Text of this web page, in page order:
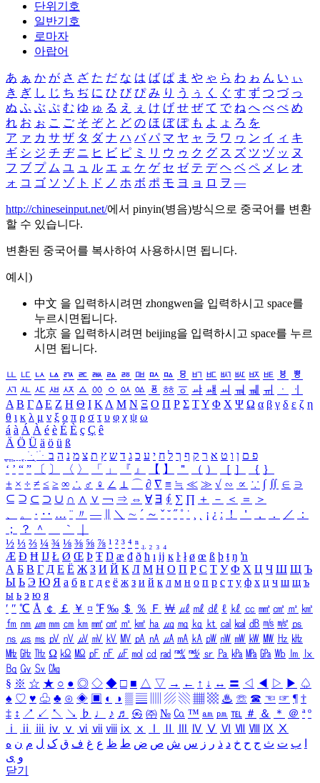
단위기호
일반기호
로마자
아랍어
あ ぁ か が さ ざ た だ な は ば ぱ ま や ゃ ら わ ゎ ん い ぃ
き ぎ し じ ち ぢ に ひ び ぴ み り う ぅ く ぐ す ず つ づ っ
ぬ ふ ぶ ぷ む ゆ ゅ る え ぇ け げ せ ぜ て で ね へ べ ぺ め
れ お ぉ こ ご そ ぞ と ど の ほ ぼ ぽ も よ ょ ろ を
ア ァ カ サ ザ タ ダ ナ ハ バ パ マ ヤ ャ ラ ワ ヮ ン イ ィ キ
ギ シ ジ チ ヂ ニ ヒ ビ ピ ミ リ ウ ゥ ク グ ス ズ ツ ヅ ッ ヌ
フ ブ プ ム ユ ュ ル エ ェ ケ ゲ セ ゼ テ デ ヘ ベ ペ メ レ オ
ォ コ ゴ ソ ゾ ト ド ノ ホ ボ ポ モ ヨ ョ ロ ヲ ―
http://chineseinput.net/에서 pinyin(병음)방식으로 중국어를 변환
할 수 있습니다.
변환된 중국어를 복사하여 사용하시면 됩니다.
예시)
中文 을 입력하시려면 zhongwen을 입력하시고 space를
누르시면됩니다.
北京 을 입력하시려면 beijing을 입력하시고 space를 누르
시면 됩니다.
ㅥ ㅦ ㅧ ㅨ ㅩ ㅪ ㅫ ㅬ ㅭ ㅮ ㅯ ㅰ ㅱ ㅲ ㅳ ㅴ ㅵ ㅶ ㅷ ㅸ
ㅹ
ㅺ ㅻ ㅼ ㅽ ㅾ ㅿ ㆀ ㆁ ㆂ ㆃ ㆄ ㆅ ㆆ ㆇ ㆈ ㆉ ㆊ ㆋ ㆌ ㆍ
ㆎ
Α Β ΓΔ Ε Ζ Η Θ Ι ΚΛ Μ Ν Ξ Ο Π Ρ Σ ΤΥ Φ Χ Ψ Ω α β γ δ ε ζ η
θ ι κ λ μ ν ξ ο π ρ σ τ υ φ χ ψ ω
á à Á À é è É È ç Ç ê
Ä Ö Ü ä ö ü ß
ִֶֹ ֻּ ׁׂ פ ם ן ו ט א ר ק ף ך ל ח י ע כ ג ד ש ץ ת צ מ נ ה ב
‘ ’ “ ” 〔 〕 〈 〉 「 」 『 』 【 】 ＂ （ ） ［ ］ ｛ ｝
± × ÷ ≠ ≤ ≥ ∞ ∴ ♂ ♀ ∠ ⊥ ⌒ ∂ ∇ ≡ ≒ ≪ ≫ √ ∽ ∝ ∵ ∫ ∬ ∈ ∋
⊆ ⊇ ⊂ ⊃ ∪ ∩ ∧ ∨ ￢ ⇒ ⇔ ∀ ∃ ∮ ∑ ∏ ＋ － ＜ ＝
＞
、
。 · ‥ … ¨ 〃 ― ＼ ∼ ´ ～ ˇ ˘ ˝ ˚ ˙ ¸ ¡ ¿ ː ！ ＇ ， ． ／
：
；
？ ＾ ｀
½ ⅓ ⅔ ¼ ¾ ⅛ ⅜ ⅝ ⅞ ¹ ² ³ ⁴ ⁿ ₁ ₂ ₃ ₄
Æ Ð Ħ Ĳ Ł Ø Œ Þ Ŧ Ŋ æ đ ð ħ ı ĳ ĸ ŀ ł ø œ ß þ ŧ ŋ ŉ
А Б В Г Д Е Ё Ж З И Й К Л М Н О П Р С Т У Ф Х Ц Ч Ш Щ Ъ
Ы Ь Э Ю Я а б в г д е ё ж з и й к л м н о п р с т у ф х ц ч ш щ ъ
ы ь э ю я
′ ″ ℃ Å ￠ ￡ ￥ ¤ ℉ ‰ ＄ ％ Ｆ ￦ ㎕ ㎖ ㎗ ℓ ㎘ ㏄ ㎣ ㎤ ㎥ ㎦
㎙ ㎚ ㎛ ㎜ ㎝ ㎞ ㎟ ㎠ ㎡ ㎢ ㏊ ㎍ ㎎ ㎏ ㏏ ㎈ ㎉ ㏈ ㎧ ㎨ ㎰
㎱ ㎲ ㎳ ㎴ ㎵ ㎶ ㎷ ㎸ ㎹ ㎀ ㎁ ㎂ ㎃ ㎄ ㎺ ㎻ ㎽ ㎾ ㎿ ㎐ ㎑
㎒ ㎓ ㎔ Ω ㏀ ㏁ ㎊ ㎋ ㎌ ㏖ ㏅ ㎭ ㎮ ㎯ ㏛ ㎩ ㎪ ㎫ ㎬ ㏝ ㏐
㏓
㏃ ㏉ ㏜ ㏆
§ ※ ☆ ★ ○ ● ◎ ◇ ◆ □ ■ △ ▽ → ← ↑ ↓ ↔ 〓 ◁ ◀ ▷ ▶ ♤
♠ ♡ ♥ ♧ ♣ ⊙ ◈ ▣ ◐ ◑ ▒ ▤ ▨ ▧ ▦ ▩ ♨ ☏ ☎ ☜ ☞ ¶ †
‡ ↕ ↗ ↙ ↖ ↘ ♭ ♩ ♪ ♬ ㉿ ㈜ № ㏇ ™ ㏂ ㏘ ℡ ＃ ＆ ＊ ＠ ª º
ⅰ
ⅱ ⅲ ⅳ ⅴ ⅵ ⅶ ⅷ ⅸ ⅹ Ⅳ Ⅴ Ⅵ Ⅶ Ⅷ Ⅸ Ⅹ
ب ت ث ج ح خ د ذ ر ز س ش ص ض ط ظ ع غ ف ق ک ل م ن ه
و ی
닫기